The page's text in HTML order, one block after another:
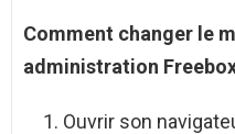
Comment changer le
administration
Ouvrir son